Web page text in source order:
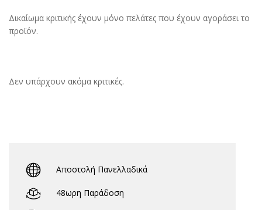
Δικαίωμα κριτικής έχουν μόνο πελάτες που έχουν αγοράσει το
προϊόν.
Δεν υπάρχουν ακόμα κριτικές.
Αποστολή Πανελλαδικά
48ωρη Παράδοση